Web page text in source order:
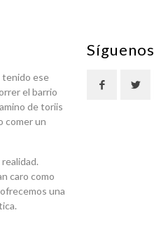
tenido ese
el barrio
de toriis
comer un
caro como
una
Síguenos